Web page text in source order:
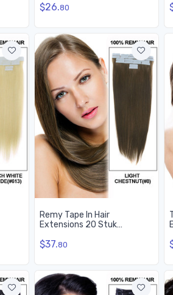
(#4)
$26.80
Remy Tape In Hair
Extensions 20 Stuk
Kastanje (#8)
$37.80